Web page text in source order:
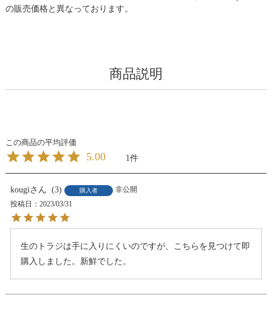
の販売価格と異なっております。
商品説明
5.00 1
kougi 3 購入者
非公開
投稿日
2023/03/31
生のトラジは手に入りにくいのですが、こちらを見つけて即
購入しました。新鮮でした。